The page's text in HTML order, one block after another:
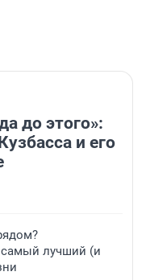
до этого»:
и его
самый лучший (и